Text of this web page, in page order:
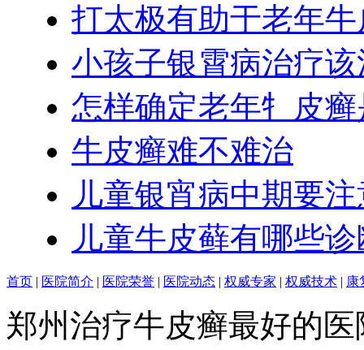
打太极有助于老年
小孩子银霄病治疗
怎样确定老年牜皮
牛皮癣难不难治
儿童银宵病中期要
儿童牛皮藓有哪些
首页 | 医院简介 | 医院荣誉 | 医院动态 | 权威专家 | 权威技术 | 康
郑州治疗牛皮癣最好的